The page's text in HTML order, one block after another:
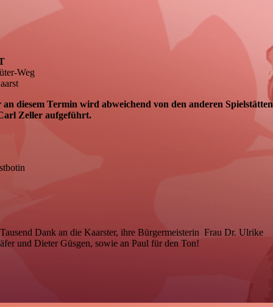
Weg
diesem Termin wird abweichend von den anderen Spielstätten
Zeller aufgeführt.
Dank an die Kaarster, ihre Bürgermeisterin Frau Dr. Ulrike
und Dieter Güsgen, sowie an Paul für den Ton!